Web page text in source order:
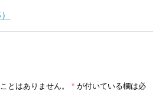
とはありません。 * が付いている欄は必